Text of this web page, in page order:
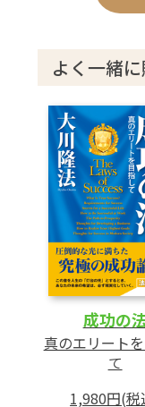
よく一緒
成功の
真のエリート
て
1,980円(税